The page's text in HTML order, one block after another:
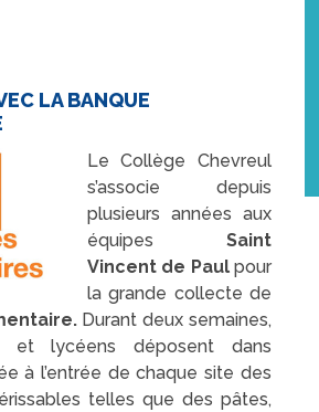
LA BANQUE
Le Collège Chevreul
s’associe depuis
plusieurs années aux
équipes Saint
Vincent de Paul pour
la grande collecte de
Durant deux semaines,
et lycéens déposent dans
à l’entrée de chaque site des
telles que des pâtes,